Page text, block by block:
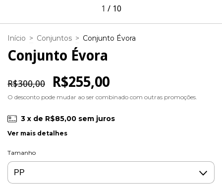
1 / 10
Início > Conjuntos > Conjunto Évora
Conjunto Évora
R$300,00 R$255,00
O desconto pode mudar ao ser combinado com outras promoções.
3 x de R$85,00 sem juros
Ver mais detalhes
Tamanho